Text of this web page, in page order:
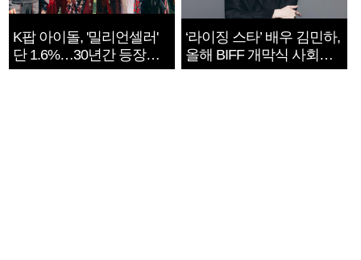
K팝 아이돌, '밀리언셀러'
단 1.6%…30년간 등장
1182개팀 전수조사
‘라이징 스타’ 배우 김민하,
올해 BIFF 개막식 사회자
확정